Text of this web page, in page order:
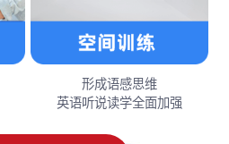
形成语感思维
英语听说读学全面加强